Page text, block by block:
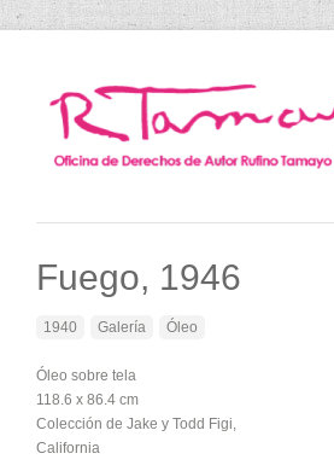
Fuego, 1946
1940 Galería Óleo
Óleo sobre tela
118.6 x 86.4 cm
Colección de Jake y Todd Figi,
California